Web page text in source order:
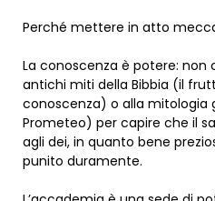
Perché mettere in atto
La conoscenza è potere: non
antichi miti della Bibbia (il
conoscenza) o alla
Prometeo) per capire che il
agli dei, in quanto bene
punito duramente.